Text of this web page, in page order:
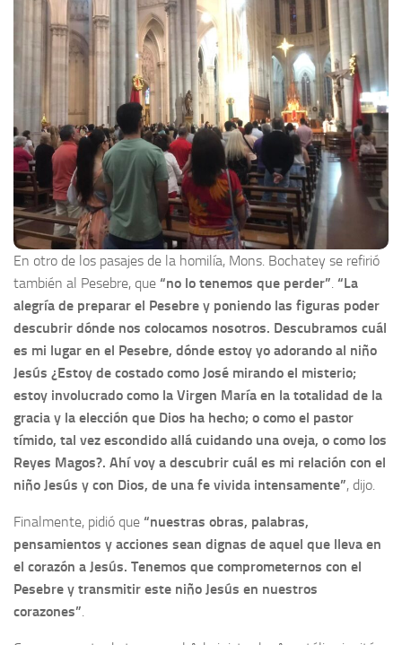
En otro de los pasajes de la homilía, Mons. Bochatey se refirió
también al Pesebre, que “no lo tenemos que perder”. “La
alegría de preparar el Pesebre y poniendo las figuras poder
descubrir dónde nos colocamos nosotros. Descubramos cuál
es mi lugar en el Pesebre, dónde estoy yo adorando al niño
Jesús ¿Estoy de costado como José mirando el misterio;
estoy involucrado como la Virgen María en la totalidad de la
gracia y la elección que Dios ha hecho; o como el pastor
tímido, tal vez escondido allá cuidando una oveja, o como los
Reyes Magos?. Ahí voy a descubrir cuál es mi relación con el
niño Jesús y con Dios, de una fe vivida intensamente”, dijo.
Finalmente, pidió que “nuestras obras, palabras,
pensamientos y acciones sean dignas de aquel que lleva en
el corazón a Jesús. Tenemos que comprometernos con el
Pesebre y transmitir este niño Jesús en nuestros
corazones”.